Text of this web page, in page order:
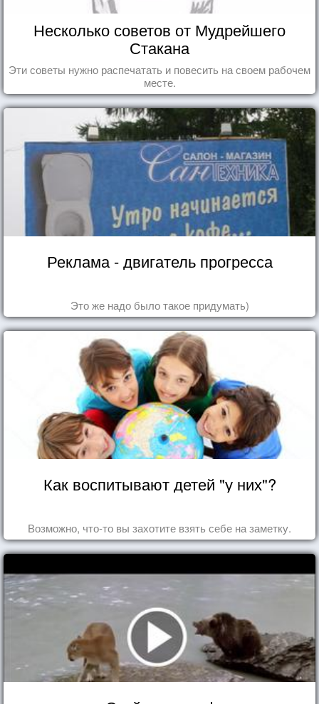
Несколько советов от Мудрейшего
Стакана
Эти советы нужно распечатать и повесить на своем рабочем
месте.
Реклама - двигатель прогресса
Это же надо было такое придумать)
Как воспитывают детей "у них"?
Возможно, что-то вы захотите взять себе на заметку.